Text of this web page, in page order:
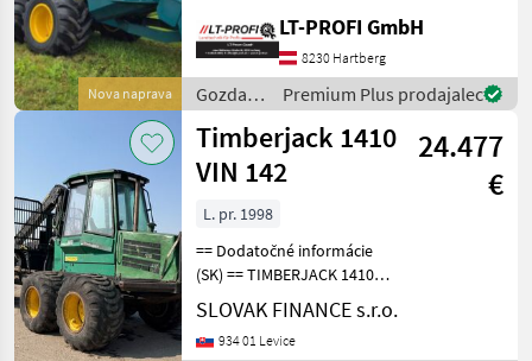
Timberjack
2
HSM
1
MARKETPLACE
Marketplace
Ponudbe
trgovcev
Mali
oglasi
Nova naprava
SCR-Abgasnachbehandlung
und Dieselpa
LT-PROFI GmbH
8230 Hartberg
Gozdarska
in
lesarska
mehanizacija
/ HSM
Premium Plus prodajalec
Timberjack 1410
VIN 142
24.477
€
L. pr. 1998
== Dodatočné informácie
(SK) == TIMBERJACK 1410
lesný vyvážací stroj 8x8, r.v.
1998, 37 000 mth, pohon
hydromotor, rozmery: D- 4,
SLOVAK FINANCE s.r.o.
934 01 Levice